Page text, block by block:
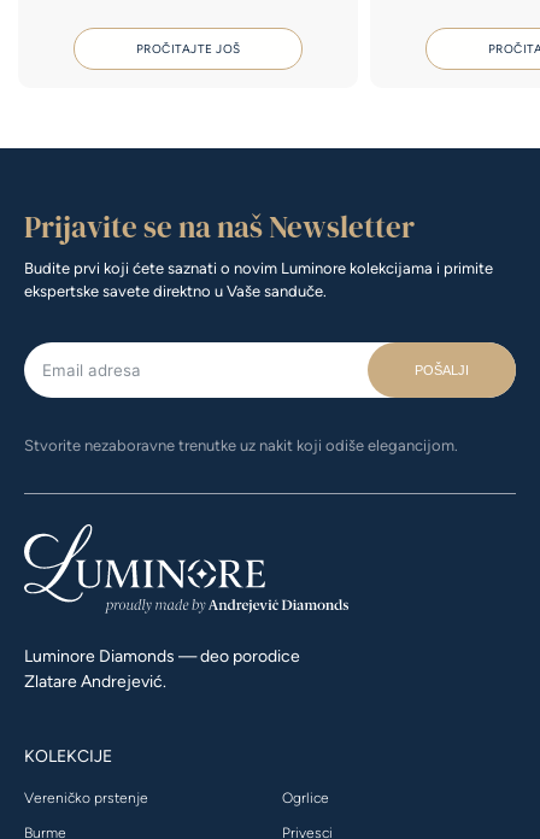
PROČITAJTE JOŠ
Prijavite se na naš Newsletter
Budite prvi koji ćete saznati o novim Luminore kolekcijama i primite
ekspertske savete direktno u Vaše sanduče.
POŠALJI
Stvorite nezaboravne trenutke uz nakit koji odiše elegancijom.
Luminore Diamonds — deo porodice
Zlatare Andrejević.
KOLEKCIJE
Vereničko prstenje
Burme
Ogrlice
Privesci